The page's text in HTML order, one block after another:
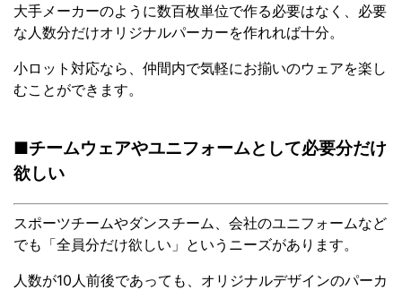
大手メーカーのように数百枚単位で作る必要はなく、必要
な人数分だけオリジナルパーカーを作れれば十分。
小ロット対応なら、仲間内で気軽にお揃いのウェアを楽し
むことができます。
■チームウェアやユニフォームとして必要分だけ
欲しい
スポーツチームやダンスチーム、会社のユニフォームなど
でも「全員分だけ欲しい」というニーズがあります。
人数が10人前後であっても、オリジナルデザインのパーカ